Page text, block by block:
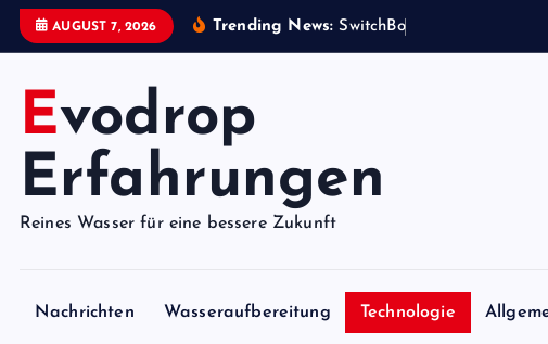
AUGUST 7, 2026 Trending News: Switch Bot
Evodrop
Erfahrungen
Reines Wasser für eine bessere Zukunft
Nachrichten Wasseraufbereitung Technologie